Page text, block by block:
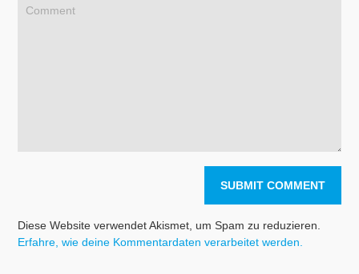
Diese Website verwendet Akismet, um Spam zu reduzieren.
Erfahre, wie deine Kommentardaten verarbeitet werden.